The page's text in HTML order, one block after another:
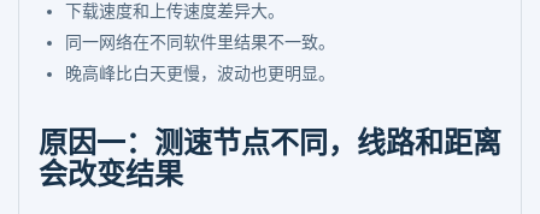
下载速度和上传速度差异大。
同一网络在不同软件里结果不一致。
晚高峰比白天更慢，波动也更明显。
原因一：测速节点不同，线路和距离
会改变结果